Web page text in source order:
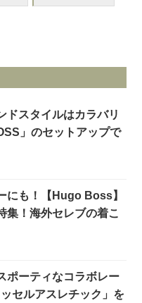
ドスタイルはカラバリ
」のセットアップで
にも！【Hugo Boss】
集！海外セレブの着こ
ポーティなコラボレー
セルアスレチック」を